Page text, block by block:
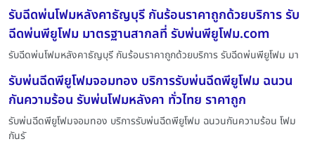
รับฉีดพ่นโฟมหลังคาธัญบุรี กันร้อนราคาถูกด้วยบริการ รับ
ฉีดพ่นพียูโฟม มาตรฐานสากลที่ รับพ่นพียูโฟม.com
รับฉีดพ่นโฟมหลังคาธัญบุรี กันร้อนราคาถูกด้วยบริการ รับฉีดพ่นพียูโฟม มา
รับพ่นฉีดพียูโฟมจอมทอง บริการรับพ่นฉีดพียูโฟม ฉนวน
กันความร้อน รับพ่นโฟมหลังคา ทั่วไทย ราคาถูก
รับพ่นฉีดพียูโฟมจอมทอง บริการรับพ่นฉีดพียูโฟม ฉนวนกันความร้อน โฟม
กันรั